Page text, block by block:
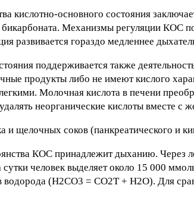
кислотно-основного состояния
Механизмы регуляции КОС
развивается гораздо медленнее
поддерживается также
продукты либо не имеют кислого
Молочная кислота в печени
неорганические кислоты вместе с
и щелочных соков (панкреатического и
КОС принадлежит дыханию. Через
человек выделяет около 15 000
водорода (Н2СО3 = СО2Т + Н2О). Для